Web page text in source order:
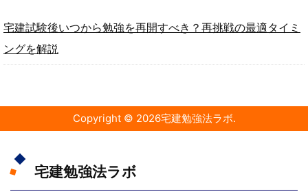
宅建試験後いつから勉強を再開すべき？再挑戦の最適タイミ
ングを解説
Copyright © 2026宅建勉強法ラボ.
宅建勉強法ラボ